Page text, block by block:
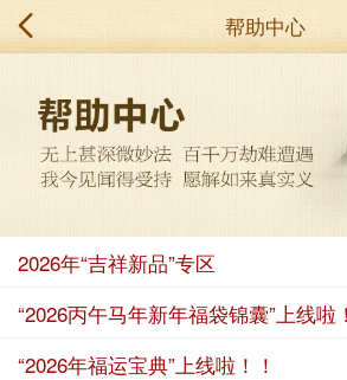
帮助中心
2026年“吉祥新品”专区
“2026丙午马年新年福袋锦囊”上线啦
“2026年福运宝典”上线啦！！